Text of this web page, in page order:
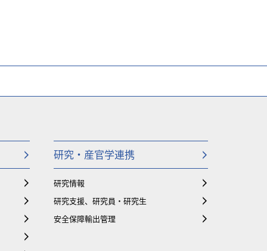
研究・産官学連携
研究情報
研究支援、研究員・研究生
安全保障輸出管理